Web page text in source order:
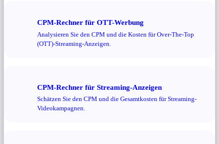
CPM-Rechner für OTT-Werbung
Analysieren Sie den CPM und die Kosten für Over-The-Top
(OTT)-Streaming-Anzeigen.
CPM-Rechner für Streaming-Anzeigen
Schätzen Sie den CPM und die Gesamtkosten für Streaming-
Videokampagnen.